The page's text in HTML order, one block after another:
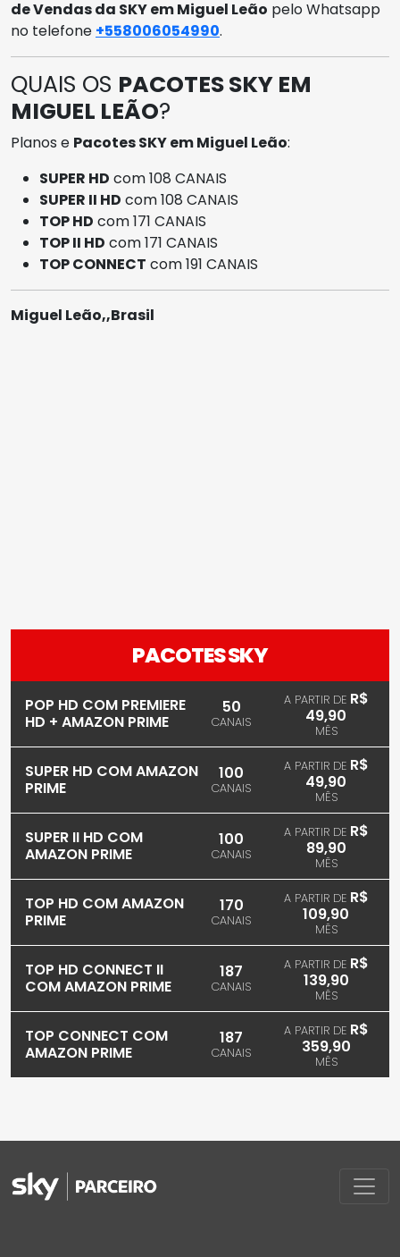
de Vendas da SKY em Miguel Leão pelo Whatsapp
no telefone +558006054990.
QUAIS OS PACOTES SKY EM
MIGUEL LEÃO?
Planos e Pacotes SKY em Miguel Leão:
SUPER HD com 108 CANAIS
SUPER II HD com 108 CANAIS
TOP HD com 171 CANAIS
TOP II HD com 171 CANAIS
TOP CONNECT com 191 CANAIS
Miguel Leão,,Brasil
PACOTES SKY
POP HD COM PREMIERE
HD + AMAZON PRIME
50
CANAIS
A PARTIR DE R$
49,90
MÊS
SUPER HD COM AMAZON
PRIME
100
CANAIS
A PARTIR DE R$
49,90
MÊS
SUPER II HD COM
AMAZON PRIME
100
CANAIS
A PARTIR DE R$
89,90
MÊS
TOP HD COM AMAZON
PRIME
170
CANAIS
A PARTIR DE R$
109,90
MÊS
TOP HD CONNECT II
COM AMAZON PRIME
187
CANAIS
A PARTIR DE R$
139,90
MÊS
TOP CONNECT COM
AMAZON PRIME
187
CANAIS
A PARTIR DE R$
359,90
MÊS